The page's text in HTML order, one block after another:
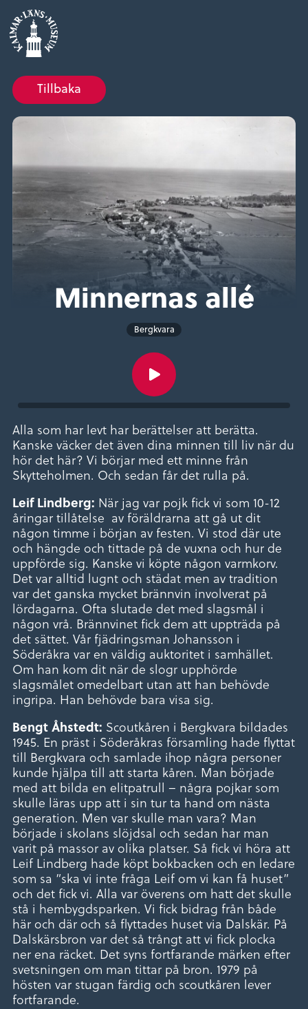
Tillbaka
Minnernas allé
Bergkvara
Alla som har levt har berättelser att berätta.
Kanske väcker det även dina minnen till liv när du
hör det här? Vi börjar med ett minne från
Skytteholmen. Och sedan får det rulla på.
Leif Lindberg: När jag var pojk fick vi som 10-12
åringar tillåtelse av föräldrarna att gå ut dit
någon timme i början av festen. Vi stod där ute
och hängde och tittade på de vuxna och hur de
uppförde sig. Kanske vi köpte någon varmkorv.
Det var alltid lugnt och städat men av tradition
var det ganska mycket brännvin involverat på
lördagarna. Ofta slutade det med slagsmål i
någon vrå. Brännvinet fick dem att uppträda på
det sättet. Vår fjädringsman Johansson i
Söderåkra var en väldig auktoritet i samhället.
Om han kom dit när de slogr upphörde
slagsmålet omedelbart utan att han behövde
ingripa. Han behövde bara visa sig.
Bengt Åhstedt: Scoutkåren i Bergkvara bildades
1945. En präst i Söderåkras församling hade flyttat
till Bergkvara och samlade ihop några personer
kunde hjälpa till att starta kåren. Man började
med att bilda en elitpatrull – några pojkar som
skulle läras upp att i sin tur ta hand om nästa
generation. Men var skulle man vara? Man
började i skolans slöjdsal och sedan har man
varit på massor av olika platser. Så fick vi höra att
Leif Lindberg hade köpt bokbacken och en ledare
som sa ”ska vi inte fråga Leif om vi kan få huset”
och det fick vi. Alla var överens om hatt det skulle
stå i hembygdsparken. Vi fick bidrag från både
här och där och så flyttades huset via Dalskär. På
Dalskärsbron var det så trångt att vi fick plocka
ner ena räcket. Det syns fortfarande märken efter
svetsningen om man tittar på bron. 1979 på
hösten var stugan färdig och scoutkåren lever
fortfarande.